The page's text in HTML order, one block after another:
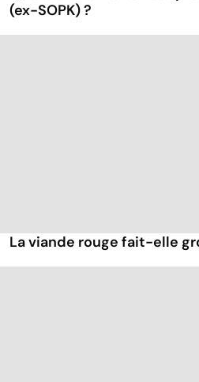
(ex-SOPK) ?
La viande rouge fait-elle